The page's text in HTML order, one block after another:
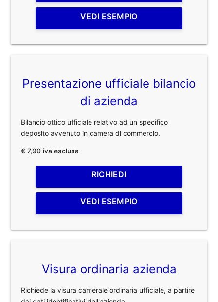
VEDI ESEMPIO
Presentazione ufficiale bilancio
di azienda
Bilancio ottico ufficiale relativo ad un specifico
deposito avvenuto in camera di commercio.
€ 7,90 iva esclusa
RICHIEDI
VEDI ESEMPIO
Visura ordinaria azienda
Richiede la visura camerale ordinaria ufficiale, a partire